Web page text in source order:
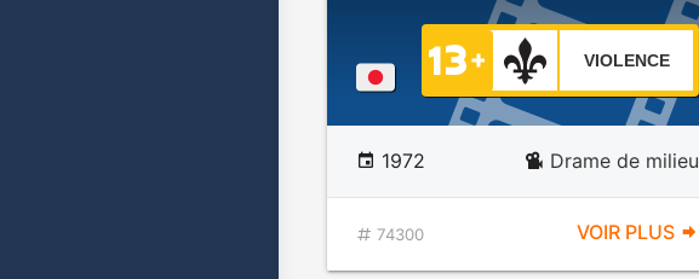
VIOLENCE
1972 Drame de milieu
74300 VOIR PLUS